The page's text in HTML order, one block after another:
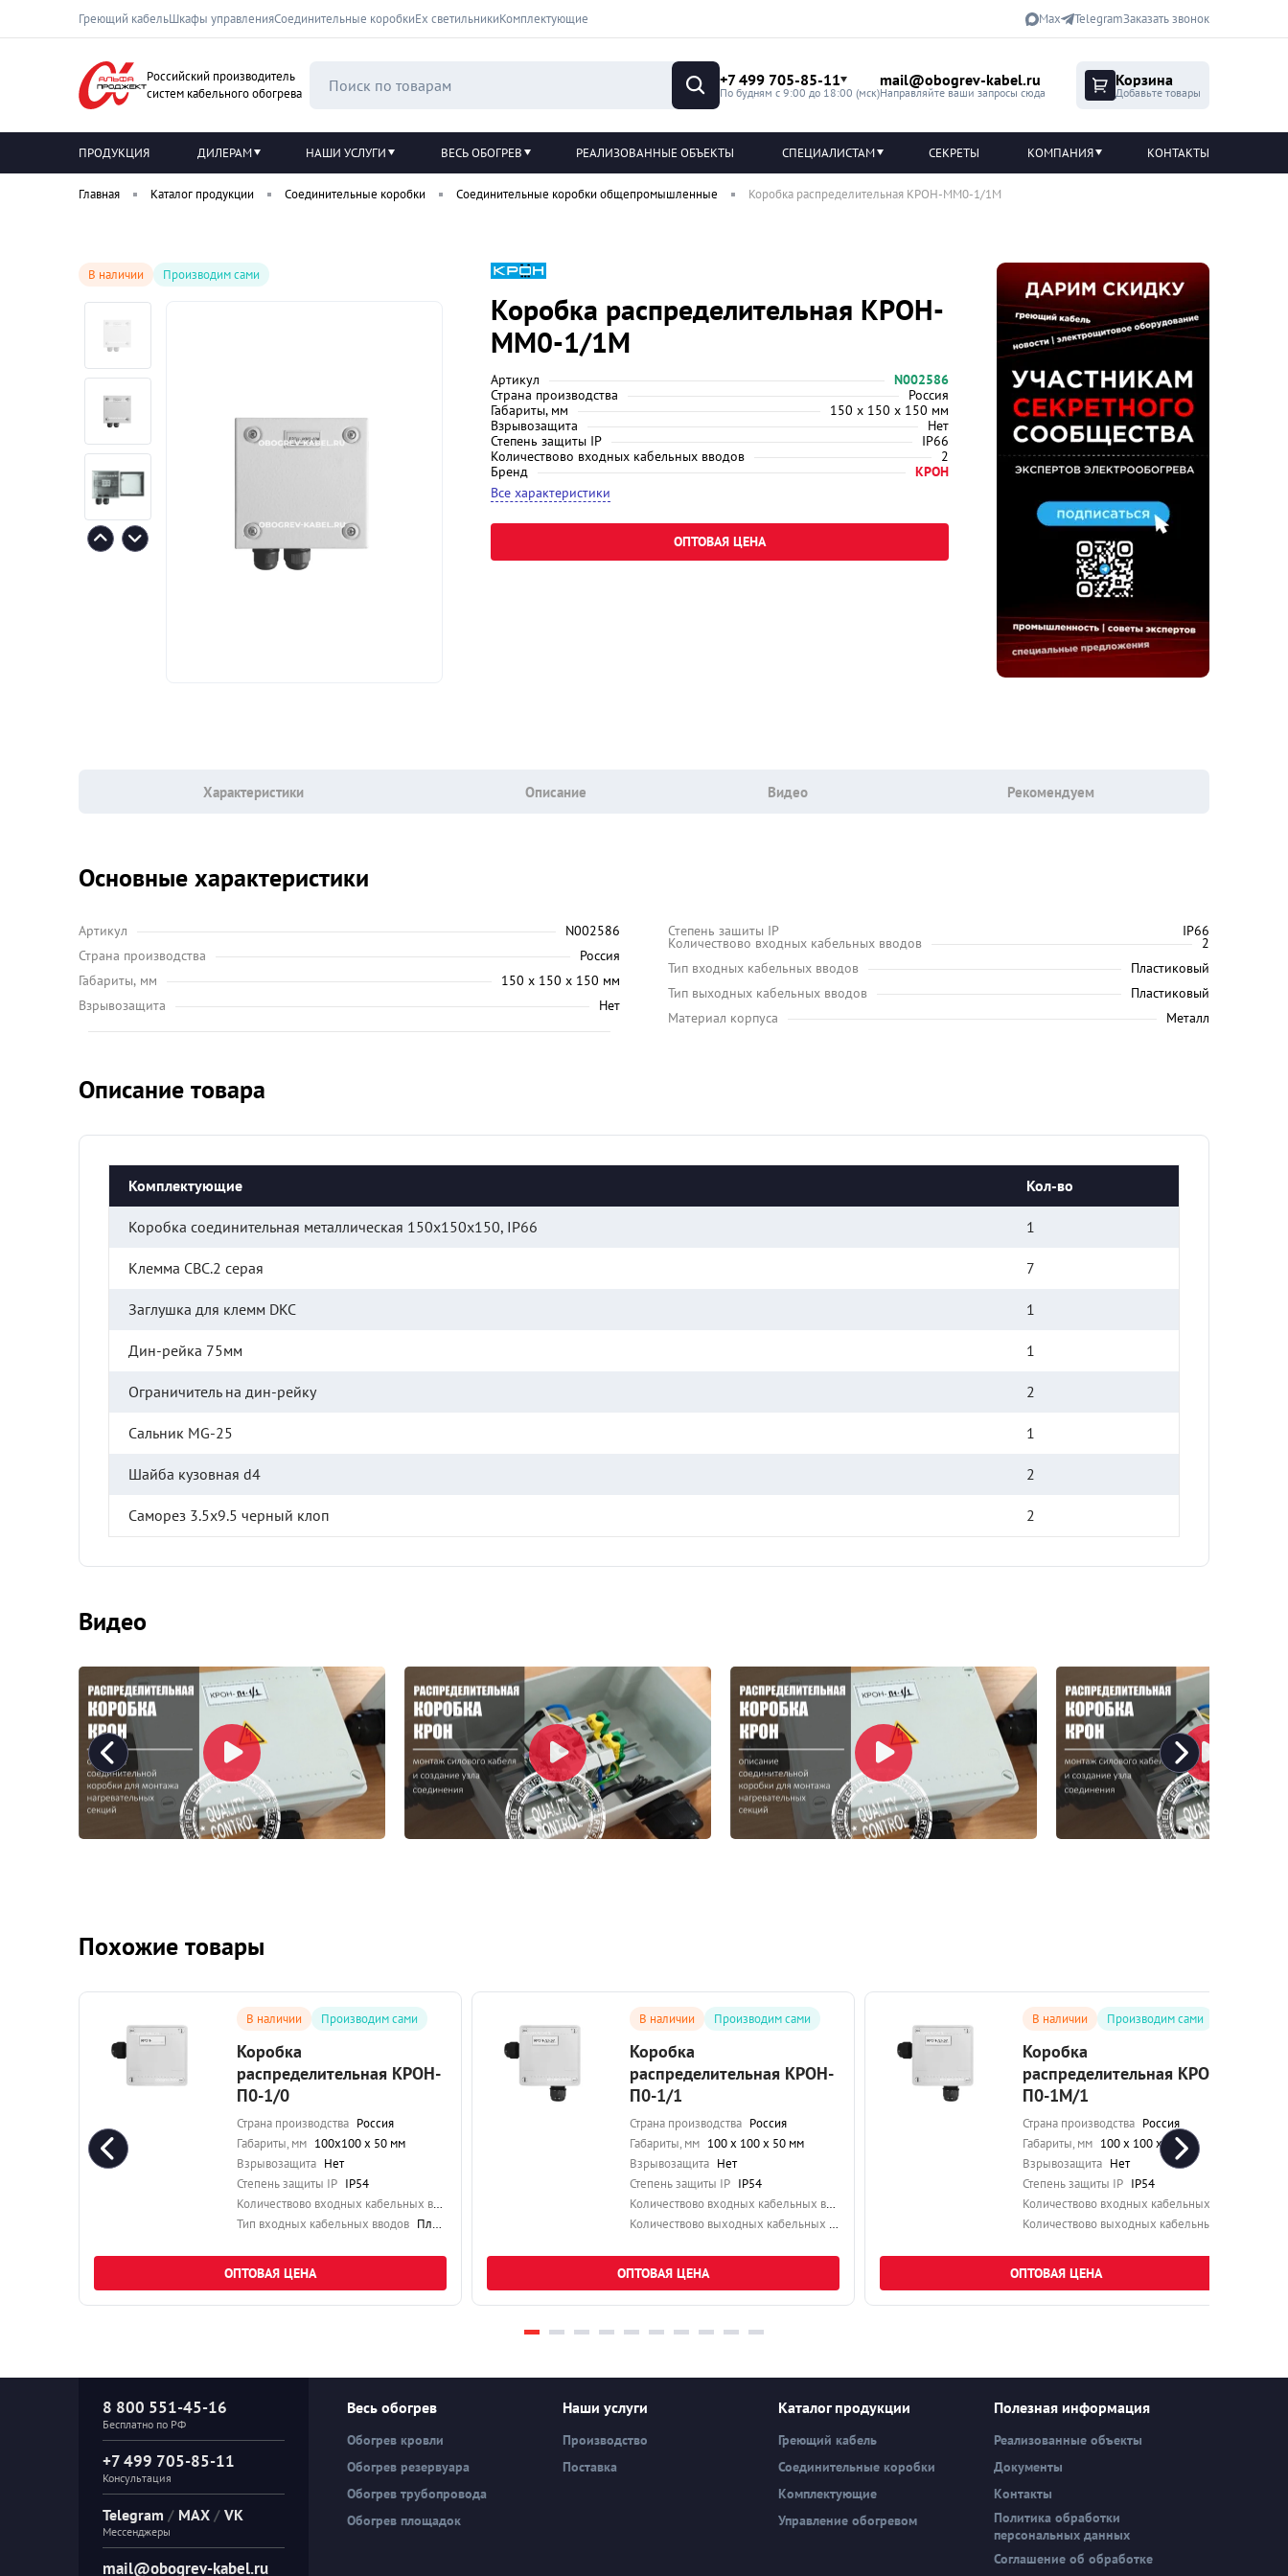
Греющий кабельШкафы управленияСоединительные коробкиЕх светильникиКомплектующие Max TelegramЗаказать звонок
Российский производитель
систем кабельного обогрева
+7 499 705-85-11
По будням с 9:00 до 18:00 (мск)
mail@obogrev-kabel.ru
Направляйте ваши запросы сюда
Корзина
Добавьте товары
ПРОДУКЦИЯ ДИЛЕРАМ НАШИ УСЛУГИ ВЕСЬ ОБОГРЕВ РЕАЛИЗОВАННЫЕ ОБЪЕКТЫ СПЕЦИАЛИСТАМ СЕКРЕТЫ КОМПАНИЯ КОНТАКТЫ
Главная Каталог продукции Соединительные коробки Соединительные коробки общепромышленные Коробка распределительная КРОН-ММ0-1/1М
В наличии Производим сами
Коробка распределительная КРОН-
ММ0-1/1М
Артикул
N002586
Страна производства
Россия
Габариты, мм
150 х 150 х 150 мм
Взрывозащита
Нет
Степень защиты IP
IP66
Количествово входных кабельных вводов
2
Бренд
КРОН
Все характеристики
ОПТОВАЯ ЦЕНА
Характеристики Описание Видео Рекомендуем
Основные характеристики
Артикул
N002586
Страна производства
Россия
Габариты, мм
150 х 150 х 150 мм
Взрывозащита
Нет
Степень защиты IP IP66
Количествово входных кабельных вводов
2
Тип входных кабельных вводов
Пластиковый
Тип выходных кабельных вводов
Пластиковый
Материал корпуса
Металл
Описание товара
Комплектующие Кол-во
Коробка соединительная металлическая 150x150х150, IP66 1
Клемма СВС.2 серая 7
Заглушка для клемм DKC 1
Дин-рейка 75мм 1
Ограничитель на дин-рейку 2
Сальник MG-25 1
Шайба кузовная d4 2
Саморез 3.5х9.5 черный клоп 2
Видео
Похожие товары
В наличии Производим сами
Коробка
распределительная КРОН-
П0-1/0
Страна производства Россия
Габариты, мм 100x100 х 50 мм
Взрывозащита Нет
Степень защиты IP IP54
Количествово входных кабельных вводов
Тип входных кабельных вводов Пластиковый
ОПТОВАЯ ЦЕНА
В наличии Производим сами
Коробка
распределительная КРОН-
П0-1/1
Страна производства Россия
Габариты, мм 100 х 100 х 50 мм
Взрывозащита Нет
Степень защиты IP IP54
Количествово входных кабельных вводов
Количествово выходных кабельных вводов
ОПТОВАЯ ЦЕНА
В наличии Производим сами
Коробка
распределительная КРОН-
П0-1М/1
Страна производства Россия
Габариты, мм 100 х 100 х 50 мм
Взрывозащита Нет
Степень защиты IP IP54
ОПТОВАЯ ЦЕНА
8 800 551-45-16
Бесплатно по РФ
+7 499 705-85-11
Консультация
Telegram / MAX / VK
Мессенджеры
mail@obogrev-kabel.ru
Весь обогрев
Обогрев кровли
Обогрев резервуара
Обогрев трубопровода
Обогрев площадок
Наши услуги
Производство
Поставка
Каталог продукции
Греющий кабель
Соединительные коробки
Комплектующие
Управление обогревом
Полезная информация
Реализованные объекты
Документы
Контакты
Политика обработки
персональных данных
Соглашение об обработке